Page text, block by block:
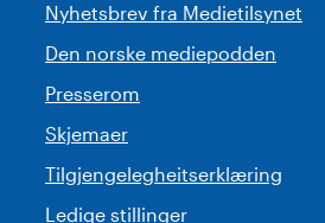
Nyhetsbrev fra Medietilsynet
Den norske mediepodden
Presserom
Skjemaer
Tilgjengelegheitserklæring
Ledige stillinger